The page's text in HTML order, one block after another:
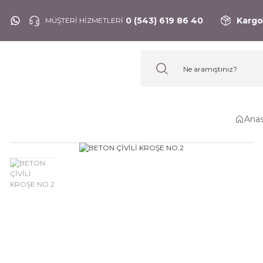
MÜŞTERİ HİZMETLERİ 0 (543) 619 86 40